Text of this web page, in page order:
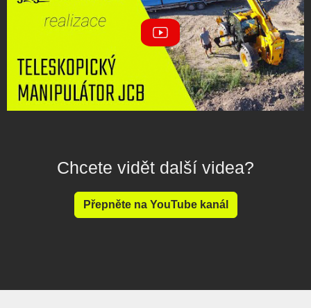
Chcete vidět další videa?
Přepněte na YouTube kanál